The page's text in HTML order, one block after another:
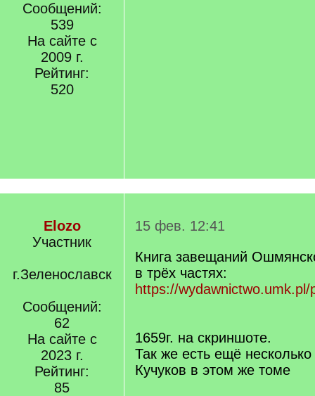
Сообщений:
539
На сайте с
2009 г.
Рейтинг:
520
Elozo
Участник
г.Зеленославск
Сообщений:
62
На сайте с
2023 г.
Рейтинг:
85
15 фев. 12:41
Книга завещаний
в трёх частях:
https://
1659г. на скриншоте.
Так же есть ещё
Кучуков в этом же томе